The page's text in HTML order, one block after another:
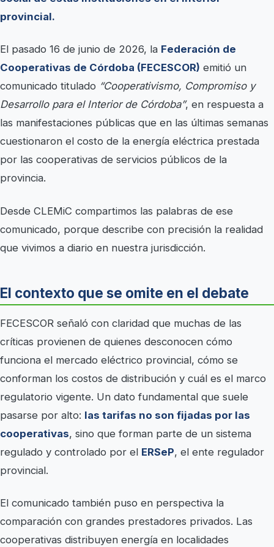
provincial.
El pasado 16 de junio de 2026, la Federación de
Cooperativas de Córdoba (FECESCOR) emitió un
comunicado titulado “Cooperativismo, Compromiso y
Desarrollo para el Interior de Córdoba”, en respuesta a
las manifestaciones públicas que en las últimas semanas
cuestionaron el costo de la energía eléctrica prestada
por las cooperativas de servicios públicos de la
provincia.
Desde CLEMiC compartimos las palabras de ese
comunicado, porque describe con precisión la realidad
que vivimos a diario en nuestra jurisdicción.
El contexto que se omite en el debate
FECESCOR señaló con claridad que muchas de las
críticas provienen de quienes desconocen cómo
funciona el mercado eléctrico provincial, cómo se
conforman los costos de distribución y cuál es el marco
regulatorio vigente. Un dato fundamental que suele
pasarse por alto: las tarifas no son fijadas por las
cooperativas, sino que forman parte de un sistema
regulado y controlado por el ERSeP, el ente regulador
provincial.
El comunicado también puso en perspectiva la
comparación con grandes prestadores privados. Las
cooperativas distribuyen energía en localidades